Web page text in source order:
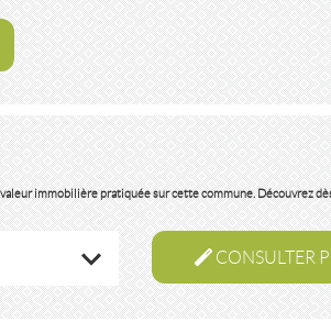
immobilière pratiquée sur cette commune. Découvrez
CONSULTER